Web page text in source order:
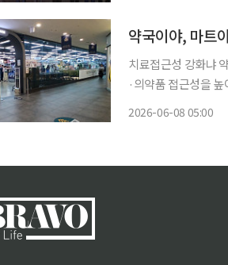
치료접근성 강화냐
·의약품 접근성을
2026-06-08 05:00